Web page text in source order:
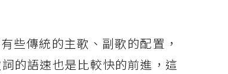
些傳統的主歌、副歌的配置，
的語速也是比較快的前進，這